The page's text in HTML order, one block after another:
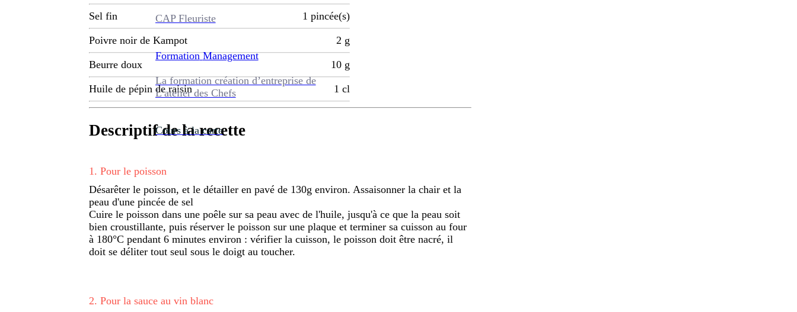
CAP Fleuriste
Formation Management
La formation création d’entreprise de
L’atelier des Chefs
Cours à la carte
Sel fin 1 pincée(s)
Poivre noir de Kampot 2 g
Beurre doux 10 g
Huile de pépin de raisin 1 cl
Descriptif de la recette
1 . Pour le poisson
Désarêter le poisson, et le détailler en pavé de 130g environ. Assaisonner la chair et la
peau d'une pincée de sel
Cuire le poisson dans une poêle sur sa peau avec de l'huile, jusqu'à ce que la peau soit
bien croustillante, puis réserver le poisson sur une plaque et terminer sa cuisson au four
à 180°C pendant 6 minutes environ : vérifier la cuisson, le poisson doit être nacré, il
doit se déliter tout seul sous le doigt au toucher.
2. Pour la sauce au vin blanc